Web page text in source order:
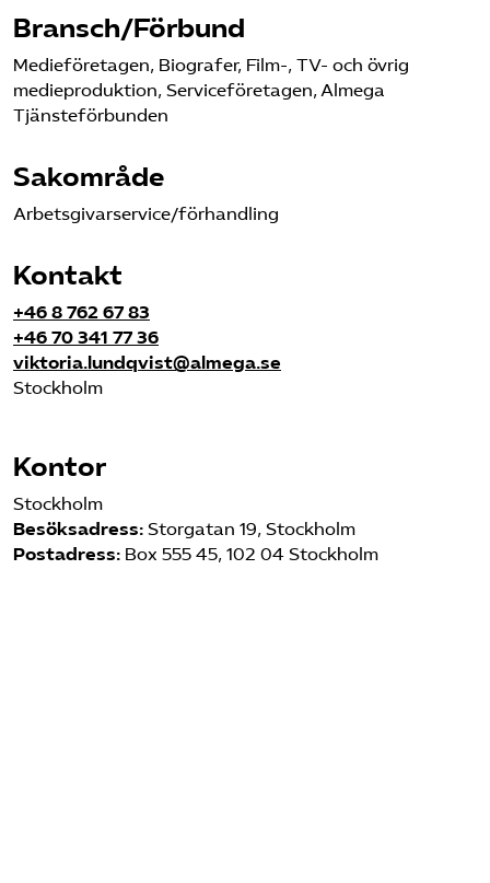
Bransch/Förbund
Medieföretagen, Biografer, Film-, TV- och övrig
medieproduktion, Serviceföretagen, Almega
Tjänsteförbunden
Sakområde
Arbetsgivarservice/förhandling
Kontakt
+46 8 762 67 83
+46 70 341 77 36
viktoria.lundqvist@almega.se
Stockholm
Kontor
Stockholm
Besöksadress: Storgatan 19, Stockholm
Postadress: Box 555 45, 102 04 Stockholm